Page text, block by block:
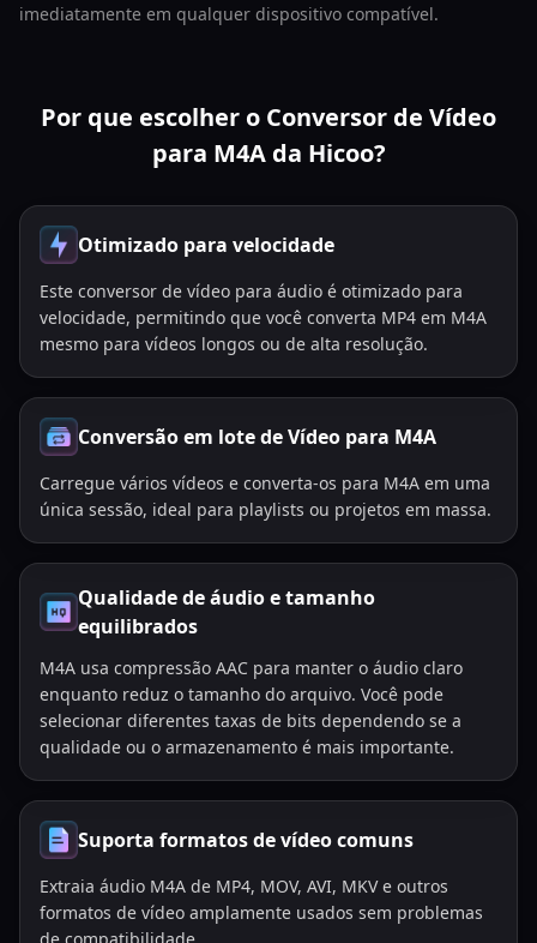
imediatamente em qualquer dispositivo compatível.
Por que escolher o Conversor de Vídeo
para M4A da Hicoo?
Otimizado para velocidade
Este conversor de vídeo para áudio é otimizado para
velocidade, permitindo que você converta MP4 em M4A
mesmo para vídeos longos ou de alta resolução.
Conversão em lote de Vídeo para M4A
Carregue vários vídeos e converta-os para M4A em uma
única sessão, ideal para playlists ou projetos em massa.
Qualidade de áudio e tamanho
equilibrados
M4A usa compressão AAC para manter o áudio claro
enquanto reduz o tamanho do arquivo. Você pode
selecionar diferentes taxas de bits dependendo se a
qualidade ou o armazenamento é mais importante.
Suporta formatos de vídeo comuns
Extraia áudio M4A de MP4, MOV, AVI, MKV e outros
formatos de vídeo amplamente usados sem problemas